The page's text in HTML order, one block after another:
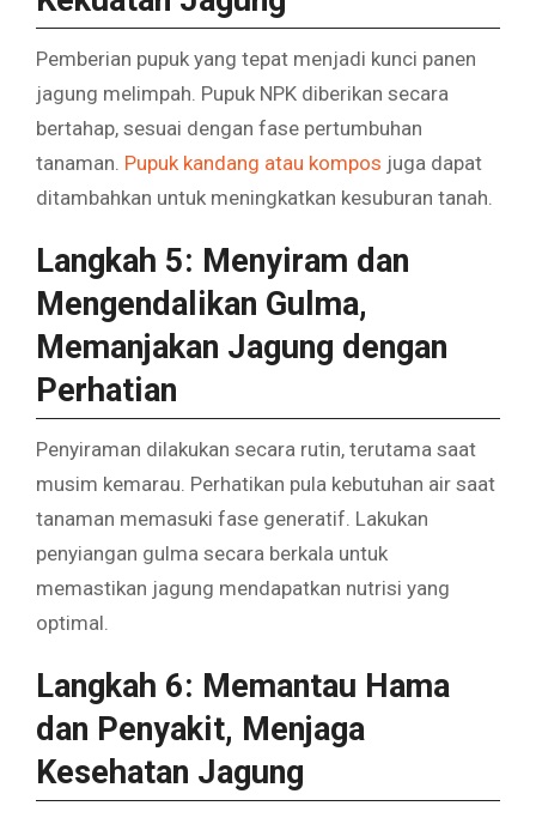
Pemberian pupuk yang tepat menjadi kunci panen
jagung melimpah. Pupuk NPK diberikan secara
bertahap, sesuai dengan fase pertumbuhan
tanaman. Pupuk kandang atau kompos juga dapat
ditambahkan untuk meningkatkan kesuburan tanah.
Langkah 5: Menyiram dan
Mengendalikan Gulma,
Memanjakan Jagung dengan
Perhatian
Penyiraman dilakukan secara rutin, terutama saat
musim kemarau. Perhatikan pula kebutuhan air saat
tanaman memasuki fase generatif. Lakukan
penyiangan gulma secara berkala untuk
memastikan jagung mendapatkan nutrisi yang
optimal.
Langkah 6: Memantau Hama
dan Penyakit, Menjaga
Kesehatan Jagung